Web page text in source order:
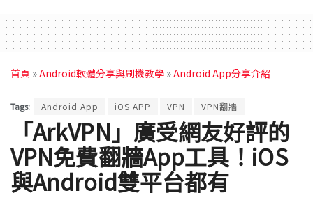
首頁 »Android軟體分享與刷機教學 »Android App分享介紹
Tags: Android App iOS APP VPN VPN翻牆
「ArkVPN」廣受網友好評的
VPN免費翻牆App工具！iOS
與Android雙平台都有